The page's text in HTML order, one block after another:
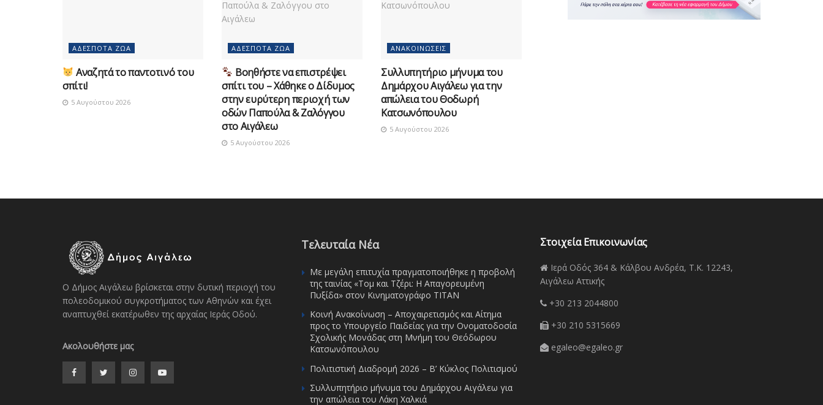
ΑΔΈΣΠΟΤΑ ΖΏΑ
Αναζητά το παντοτινό του
σπίτι!
5 Αυγούστου 2026
ΑΔΈΣΠΟΤΑ ΖΏΑ
Βοηθήστε να επιστρέψει
σπίτι του – Χάθηκε ο Δίδυμος
στην ευρύτερη περιοχή των
οδών Παπούλα & Ζαλόγγου
στο Αιγάλεω
5 Αυγούστου 2026
ΑΝΑΚΟΙΝΏΣΕΙΣ
Συλλυπητήριο μήνυμα του
Δημάρχου Αιγάλεω για την
απώλεια του Θοδωρή
Κατσωνόπουλου
5 Αυγούστου 2026
Ο Δήμος Αιγάλεω βρίσκεται στην δυτική περιοχή του
πολεοδομικού συγκροτήματος των Αθηνών και έχει
αναπτυχθεί εκατέρωθεν της αρχαίας Ιεράς Οδού.
Ακολουθήστε μας
Τελευταία Νέα
Με μεγάλη επιτυχία πραγματοποιήθηκε η προβολή
της ταινίας «Τομ και Τζέρι: Η Απαγορευμένη
Πυξίδα» στον Κινηματογράφο ΤΙΤΑΝ
Κοινή Ανακοίνωση – Αποχαιρετισμός και Αίτημα
προς το Υπουργείο Παιδείας για την Ονοματοδοσία
Σχολικής Μονάδας στη Μνήμη του Θεόδωρου
Κατσωνόπουλου
Πολιτιστική Διαδρομή 2026 – Β’ Κύκλος Πολιτισμού
Συλλυπητήριο μήνυμα του Δημάρχου Αιγάλεω για
την απώλεια του Λάκη Χαλκιά
Στοιχεία Επικοινωνίας
Ιερά Οδός 364 & Κάλβου Ανδρέα, Τ.Κ. 12243,
Αιγάλεω Αττικής
+30 213 2044800
+30 210 5315669
egaleo@egaleo.gr